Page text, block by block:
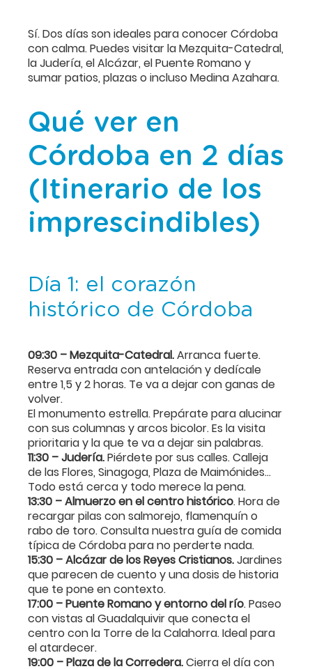
Sí. Dos días son ideales para conocer Córdoba
con calma. Puedes visitar la Mezquita-Catedral,
la Judería, el Alcázar, el Puente Romano y
sumar patios, plazas o incluso Medina Azahara.
Qué ver en
Córdoba en 2 días
(Itinerario de los
imprescindibles)
Día 1: el corazón
histórico de Córdoba
09:30 – Mezquita-Catedral.Arranca fuerte.
Reserva entrada con antelación y dedícale
entre 1,5 y 2 horas. Te va a dejar con ganas de
volver.
El monumento estrella. Prepárate para alucinar
con sus columnas y arcos bicolor. Es la visita
prioritaria y la que te va a dejar sin palabras.
11:30 – Judería.Piérdete por sus calles. Calleja
de las Flores, Sinagoga, Plaza de Maimónides...
Todo está cerca y todo merece la pena.
13:30 – Almuerzo en el centro histórico. Hora de
recargar pilas con salmorejo, flamenquín o
rabo de toro. Consulta nuestra guía de comida
típica de Córdoba para no perderte nada.
15:30 – Alcázar de los Reyes Cristianos.Jardines
que parecen de cuento y una dosis de historia
que te pone en contexto.
17:00 – Puente Romano y entorno del río. Paseo
con vistas al Guadalquivir que conecta el
centro con la Torre de la Calahorra. Ideal para
el atardecer.
19:00 – Plaza de la Corredera.Cierra el día con